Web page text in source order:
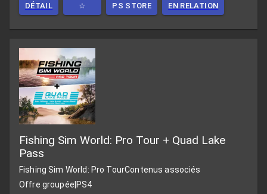
DÉTAIL ☆ PS STORE EN RELATION
Fishing Sim World: Pro Tour + Quad Lake
Pass
Fishing Sim World: Pro TourContenus associés
Offre groupée PS4